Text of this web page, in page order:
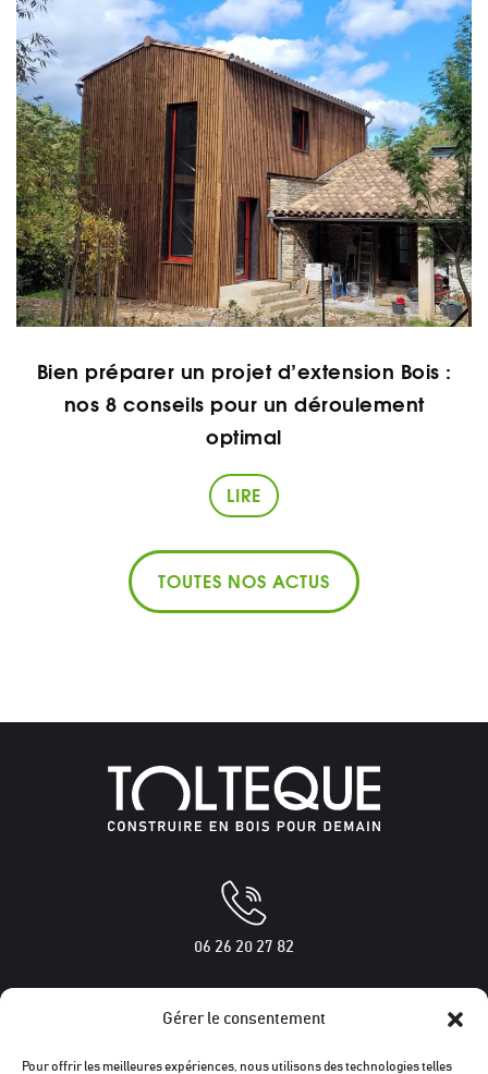
Gérer le consentement
Pour offrir les meilleures expériences, nous utilisons des technologies telles
Bien préparer un projet d’extension Bois :
nos 8 conseils pour un déroulement
optimal
LIRE
TOUTES NOS ACTUS
06 26 20 27 82
250 rue des chênes verts